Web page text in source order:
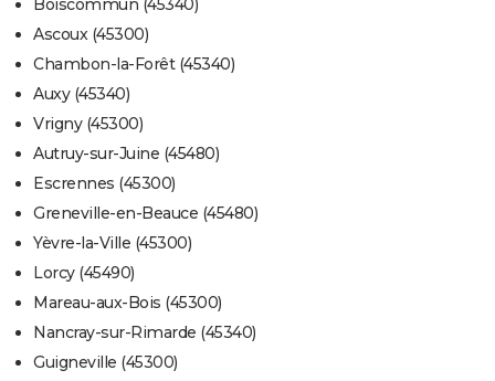
Boiscommun (45340)
Ascoux (45300)
Chambon-la-Forêt (45340)
Auxy (45340)
Vrigny (45300)
Autruy-sur-Juine (45480)
Escrennes (45300)
Greneville-en-Beauce (45480)
Yèvre-la-Ville (45300)
Lorcy (45490)
Mareau-aux-Bois (45300)
Nancray-sur-Rimarde (45340)
Guigneville (45300)